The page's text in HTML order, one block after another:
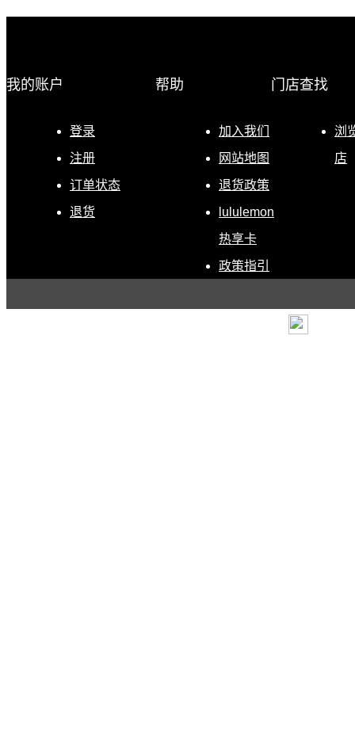
我的账户
登录
注册
订单状态
退货
帮助
加入我们
网站地图
退货政策
lululemon
热享卡
政策指引
门店查找
浏
店